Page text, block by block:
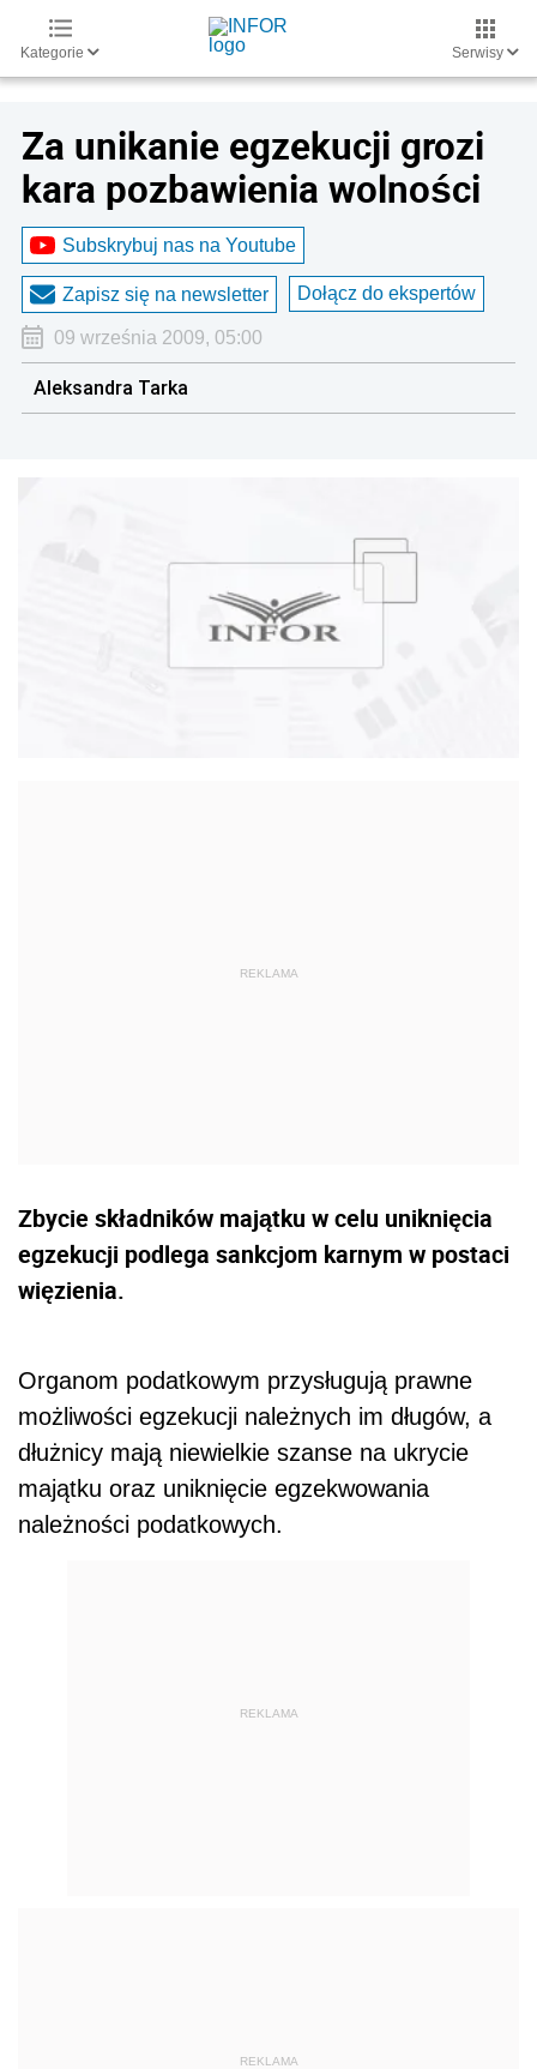
Kategorie Serwisy
Za unikanie egzekucji grozi
kara pozbawienia wolności
Subskrybuj nas na Youtube
Zapisz się na newsletter Dołącz do ekspertów
09 września 2009, 05:00
Aleksandra Tarka
Zbycie składników majątku w celu uniknięcia
egzekucji podlega sankcjom karnym w postaci
więzienia.
Organom podatkowym przysługują prawne
możliwości egzekucji należnych im długów, a
dłużnicy mają niewielkie szanse na ukrycie
majątku oraz uniknięcie egzekwowania
należności podatkowych.
REKLAMA
REKLAMA